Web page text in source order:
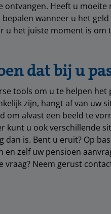
ontvangen. Heeft u moeite
wanneer u het
u het juiste moment is om
dat bij u
tools om u te helpen
zijn, hangt af van uw
om alvast een beeld te
kunt u ook verschillende
dan is. Bent u eruit? Op
en zelf uw pensioen
vraag? Neem gerust